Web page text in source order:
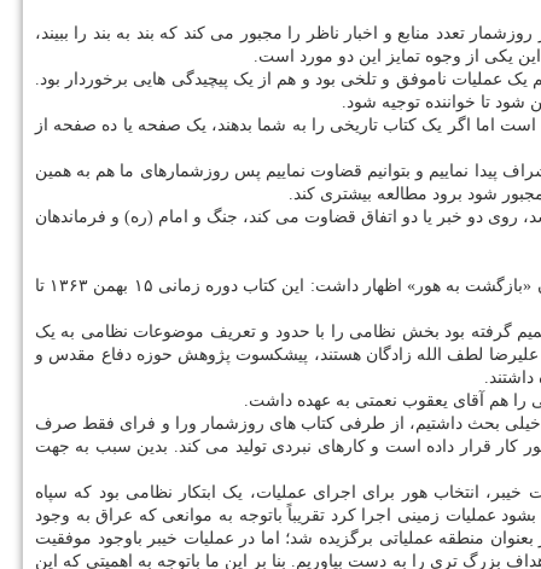
جنگ ایران و عراق دانست و اظهار داشت: برای هر روز روزشمار بین ۳۰ تا ۷۰ منبع وجود دارد، در روزشمار تعدد منابع و اخبار ناظر را مجبور می کند که بند به بند را ببیند،
یکی از وجوه تمایز این دو مورد است.
ناموفق و تلخی بود و هم از یک پیچیدگی هایی برخوردار بود.
تا خواننده توجیه شود.
است اما اگر یک کتاب تاریخی را به شما بدهند، یک صفحه یا ده صفحه از
پیدا نماییم و بتوانیم قضاوت نماییم پس روزشمارهای ما هم به همین
شود برود مطالعه بیشتری کند.
روی دو خبر یا دو اتفاق قضاوت می کند، جنگ و امام (ره) و فرماندهان
در خاتمه این گفتگو حجت الله کریمی مدیریت گروه روزشمار جنگ مرکز اسناد و تحقیقات دفاع مقدس با اشاره به انتشار روزشمار سی و پنجم با عنوان «بازگشت به هور» اظهار داشت: این کتاب دوره زمانی ۱۵ بهمن ۱۳۶۳ تا
گرفته بود بخش نظامی را با حدود و تعریف موضوعات نظامی به یک
علیرضا لطف الله زادگان هستند، پیشکسوت پژوهش حوزه دفاع مقدس و
هم آقای یعقوب نعمتی به عهده داشت.
بحث داشتیم، از طرفی کتاب های روزشمار ورا و فرای فقط صرف
قرار داده است و کارهای نبردی تولید می کند. بدین سبب به جهت
انتخاب هور برای اجرای عملیات، یک ابتکار نظامی بود که سپاه
عملیات زمینی اجرا کرد تقریباً باتوجه به موانعی که عراق به وجود
منطقه عملیاتی برگزیده شد؛ اما در عملیات خیبر باوجود موفقیت
بزرگ تری را به دست بیاوریم. بنا بر این ما باتوجه به اهمیتی که این